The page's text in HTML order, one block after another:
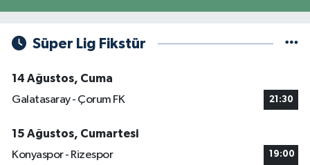
Süper Lig Fikstür
14 Ağustos, Cuma
Galatasaray - Çorum FK
21:30
15 Ağustos, Cumartesi
Konyaspor - Rizespor
19:00